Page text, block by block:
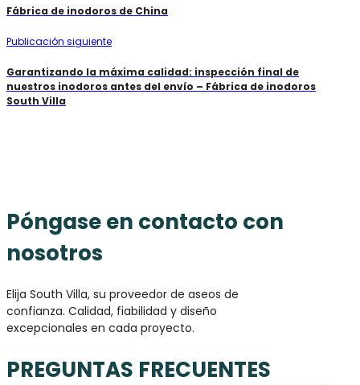
Fábrica de inodoros de China
Publicación siguiente
Garantizando la máxima calidad: inspección final de
nuestros inodoros antes del envío – Fábrica de inodoros
South Villa
Póngase en contacto con
nosotros
Elija South Villa, su proveedor de aseos de
confianza. Calidad, fiabilidad y diseño
excepcionales en cada proyecto.
PREGUNTAS FRECUENTES